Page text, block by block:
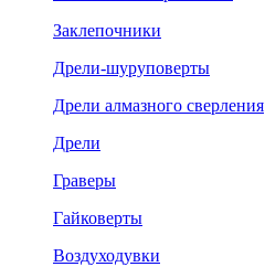
Заклепочники
Дрели-шуруповерты
Дрели алмазного сверления
Дрели
Граверы
Гайковерты
Воздуходувки